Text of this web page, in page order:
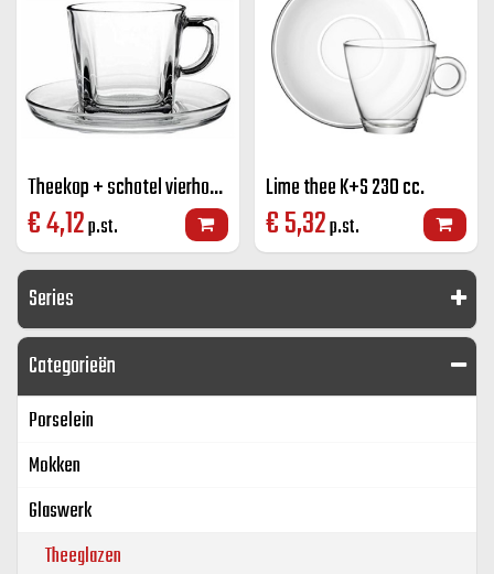
Series
Categorieën
Porselein
Mokken
Glaswerk
Theeglazen
Theekop + schotel vierhoek Carre 21,5 cl.
€4,12p.st.
Lime thee K+S 230 cc.
€5,32p.st.